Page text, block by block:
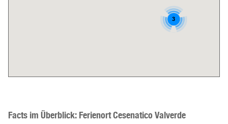
3
Facts im Überblick: Ferienort Cesenatico Valverde